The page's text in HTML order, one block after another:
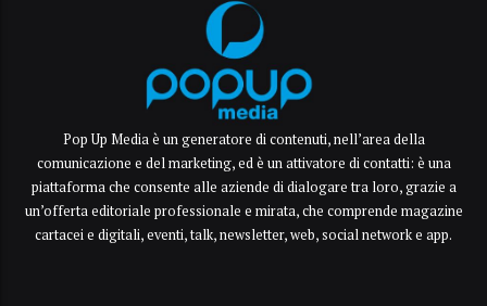
Pop Up Media è un generatore di contenuti, nell’area della
comunicazione e del marketing, ed è un attivatore di contatti: è una
piattaforma che consente alle aziende di dialogare tra loro, grazie a
un’offerta editoriale professionale e mirata, che comprende magazine
cartacei e digitali, eventi, talk, newsletter, web, social network e app.